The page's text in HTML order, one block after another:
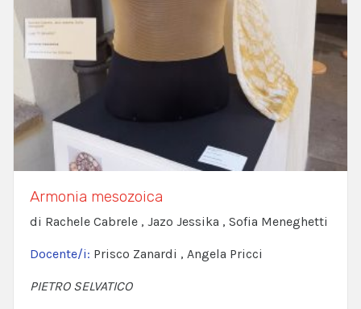
Armonia mesozoica
di Rachele Cabrele , Jazo Jessika , Sofia Meneghetti
Docente/i: Prisco Zanardi , Angela Pricci
PIETRO SELVATICO